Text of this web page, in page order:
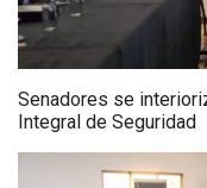
Senadores se
Integral de Seguridad